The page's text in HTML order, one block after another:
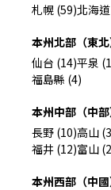
札幌 (59)北海
本州北部（東
仙台 (14)平泉
福島縣 (4)
本州中部（中
長野 (10)高山
福井 (12)富山
本州西部（中